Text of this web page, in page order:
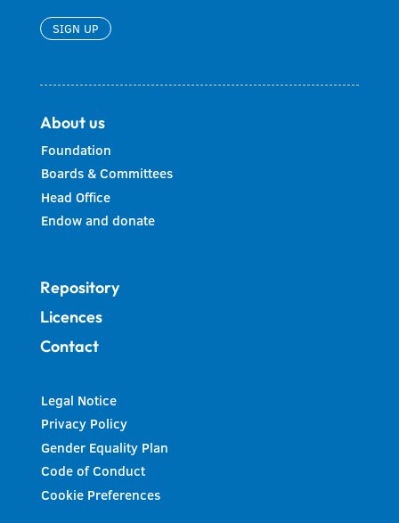
SIGN UP
About us
Foundation
Boards & Committees
Head Office
Endow and donate
Repository
Licences
Contact
Legal Notice
Privacy Policy
Gender Equality Plan
Code of Conduct
Cookie Preferences